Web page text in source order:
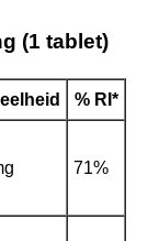
(1 tablet)
% RI*
71%